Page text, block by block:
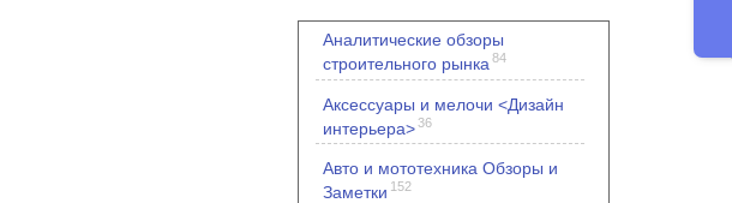
Аналитические обзоры
строительного рынка 84
Аксессуары и мелочи <Дизайн
интерьера>36
Авто и мототехника Обзоры и
Заметки 152